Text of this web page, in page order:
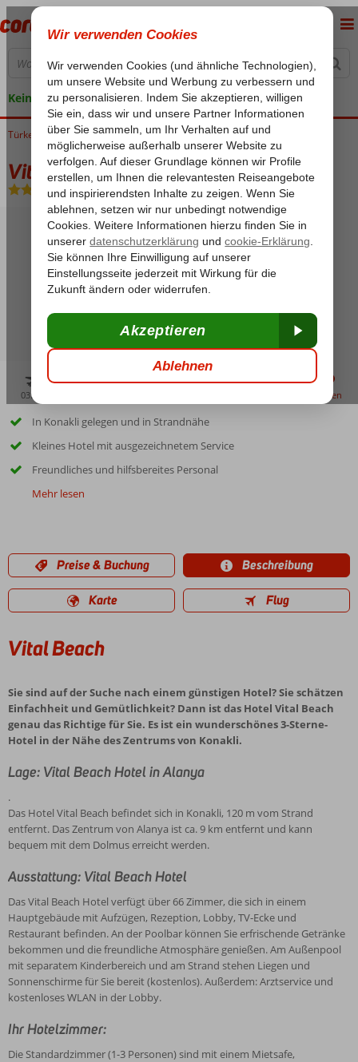
Keine versteckten Kosten
Home
Türkei Türkische Riviera Alanya Konakli Vital Beach
Vital Beach
All Inclusive-Hotel
03:45 merken
In Konakli gelegen und in Strandnähe
Kleines Hotel mit ausgezeichnetem Service
Freundliches und hilfsbereites Personal
Mehr lesen
Preise & Buchung Beschreibung
Karte Flug
Vital Beach
Sie sind auf der Suche nach einem günstigen Hotel? Sie schätzen
Einfachheit und Gemütlichkeit? Dann ist das Hotel Vital Beach
genau das Richtige für Sie. Es ist ein wunderschönes 3-Sterne-
Hotel in der Nähe des Zentrums von Konakli.
Lage: Vital Beach Hotel in Alanya
.
Das Hotel Vital Beach befindet sich in Konakli, 120 m vom Strand
entfernt. Das Zentrum von Alanya ist ca. 9 km entfernt und kann
bequem mit dem Dolmus erreicht werden.
Ausstattung: Vital Beach Hotel
Das Vital Beach Hotel verfügt über 66 Zimmer, die sich in einem
Hauptgebäude mit Aufzügen, Rezeption, Lobby, TV-Ecke und
Restaurant befinden. An der Poolbar können Sie erfrischende Getränke
bekommen und die freundliche Atmosphäre genießen. Am Außenpool
mit separatem Kinderbereich und am Strand stehen Liegen und
Sonnenschirme für Sie bereit (kostenlos). Außerdem: Arztservice und
kostenloses WLAN in der Lobby.
Ihr Hotelzimmer:
Die Standardzimmer (1-3 Personen) sind mit einem Mietsafe,